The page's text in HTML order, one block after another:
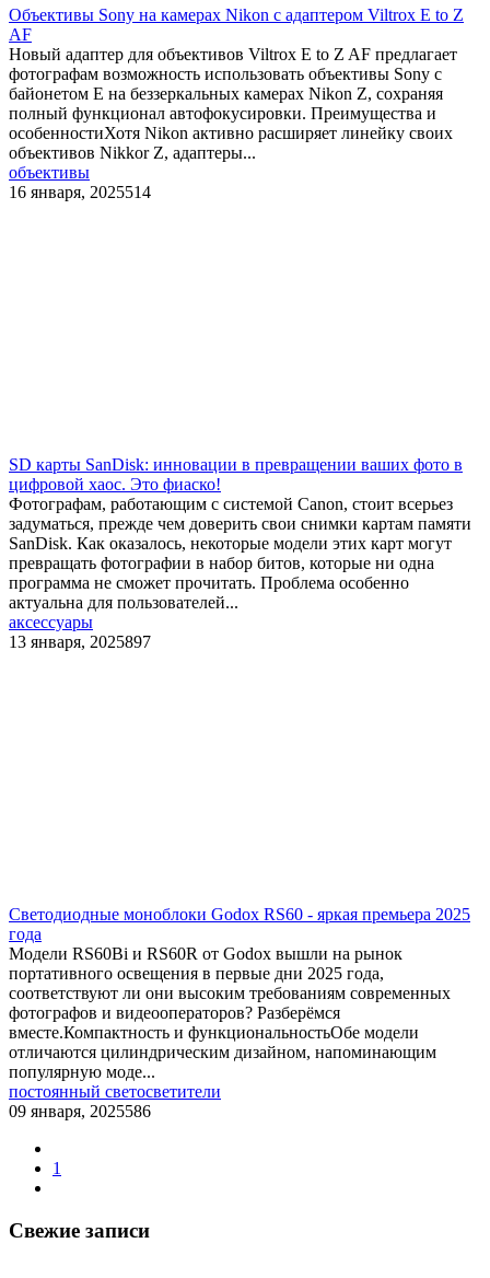
Объективы Sony на камерах Nikon c адаптером Viltrox E to Z
AF
Новый адаптер для объективов Viltrox E to Z AF предлагает
фотографам возможность использовать объективы Sony с
байонетом E на беззеркальных камерах Nikon Z, сохраняя
полный функционал автофокусировки. Преимущества и
особенностиХотя Nikon активно расширяет линейку своих
объективов Nikkor Z, адаптеры...
объективы
16 января, 2025514
SD карты SanDisk: инновации в превращении ваших фото в
цифровой хаос. Это фиаско!
Фотографам, работающим с системой Canon, стоит всерьез
задуматься, прежде чем доверить свои снимки картам памяти
SanDisk. Как оказалось, некоторые модели этих карт могут
превращать фотографии в набор битов, которые ни одна
программа не сможет прочитать. Проблема особенно
актуальна для пользователей...
аксессуары
13 января, 2025897
​Светодиодные моноблоки Godox RS60 - яркая премьера 2025
года
Модели RS60Bi и RS60R от Godox вышли на рынок
портативного освещения в первые дни 2025 года,
соответствуют ли они высоким требованиям современных
фотографов и видеооператоров? Разберёмся
вместе.Компактность и функциональностьОбе модели
отличаются цилиндрическим дизайном, напоминающим
популярную моде...
постоянный светосветители
09 января, 2025586
1
Свежие записи